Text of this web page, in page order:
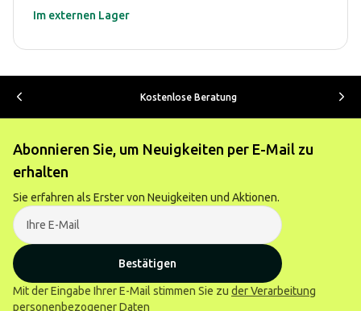
Im externen Lager
Kostenlose Beratung
Abonnieren Sie, um Neuigkeiten per E-Mail zu
erhalten
Sie erfahren als Erster von Neuigkeiten und Aktionen.
Bestätigen
Mit der Eingabe Ihrer E-Mail stimmen Sie zu der Verarbeitung
personenbezogener Daten